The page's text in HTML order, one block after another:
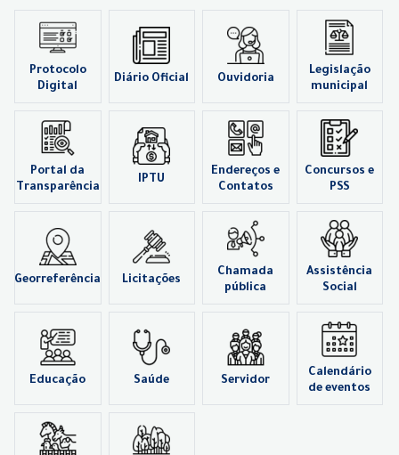
Protocolo
Digital
Diário Oficial Ouvidoria
Legislação
municipal
Portal da
Transparência
IPTU
Endereços e
Contatos
Concursos e
PSS
Georreferência Licitações
Chamada
pública
Assistência
Social
Educação Saúde Servidor
Calendário
de eventos